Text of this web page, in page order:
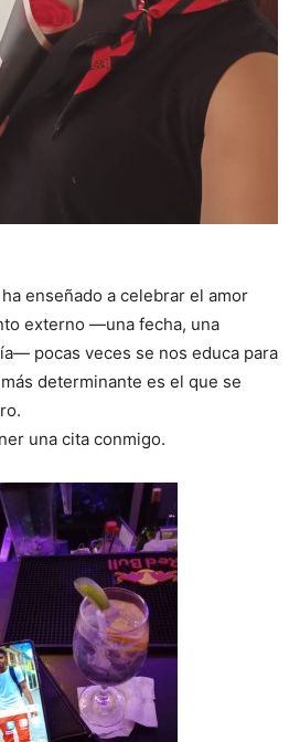
enseñado a celebrar el amor
externo —una fecha, una
pocas veces se nos educa para
determinante es el que se
una cita conmigo.